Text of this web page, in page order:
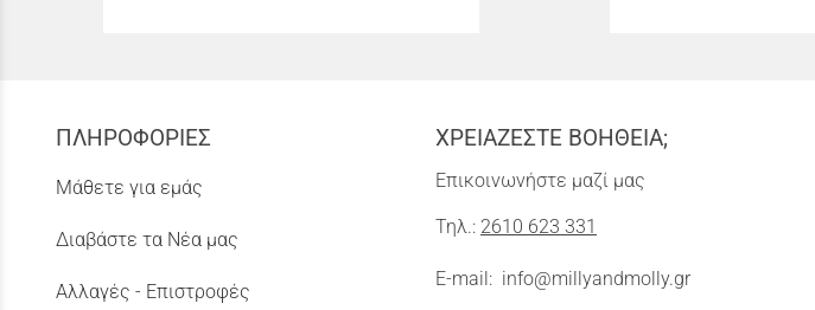
ΠΛΗΡΟΦΟΡΙΕΣ
Μάθετε για εμάς
Διαβάστε τα Νέα μας
Αλλαγές - Επιστροφές
ΧΡΕΙΑΖΕΣΤΕ ΒΟΗΘΕΙΑ;
Επικοινωνήστε μαζί μας
Τηλ.: 2610 623 331
E-mail: info@millyandmolly.gr